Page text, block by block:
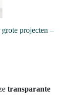
projecten –
transparante